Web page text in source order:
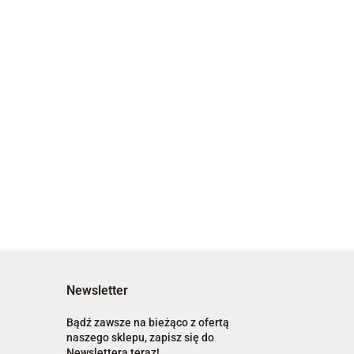
Newsletter
Bądź zawsze na bieżąco z ofertą
naszego sklepu, zapisz się do